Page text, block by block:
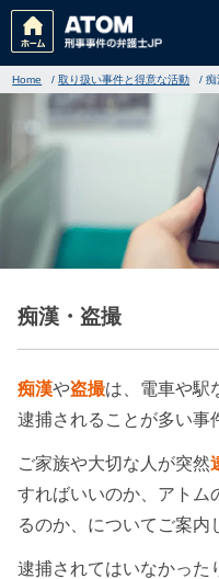
刑事事件
刑事事件の無料相
家族が逮捕され
刑事事件の記事
Home /取り扱い事件と得意な活動 /痴
痴漢・盗撮
痴漢や盗撮は、電車や駅
逮捕されることが多い事
ご家族や大切な人が突然
すればいいのか、アトム
るのか、についてご案内
逮捕されてはいなかった